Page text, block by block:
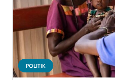
POLITIK